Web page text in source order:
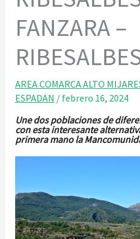
FANZARA –
AREA COMARCA ALTO
ESPADAN / febrero 16, 2024
Une dos poblaciones de
con esta interesante
primera mano la